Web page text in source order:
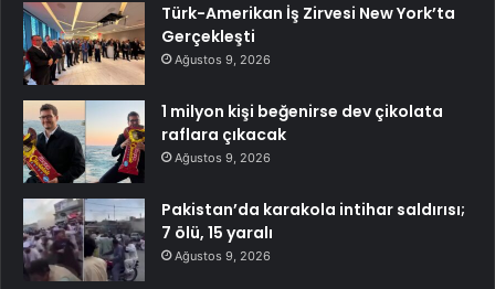
Türk-Amerikan İş Zirvesi New York’ta
Gerçekleşti
Ağustos 9, 2026
1 milyon kişi beğenirse dev çikolata
raflara çıkacak
Ağustos 9, 2026
Pakistan’da karakola intihar saldırısı;
7 ölü, 15 yaralı
Ağustos 9, 2026